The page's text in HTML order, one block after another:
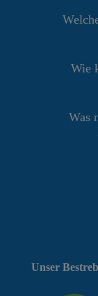
Wie
Was
Unser